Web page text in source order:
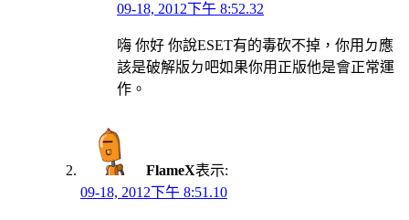
09-18, 2012下午 8:52.32
嗨 你好 你說ESET有的毒砍不掉，你用ㄉ應
該是破解版ㄉ吧如果你用正版他是會正常運
作。
FlameX表示:
09-18, 2012下午 8:51.10